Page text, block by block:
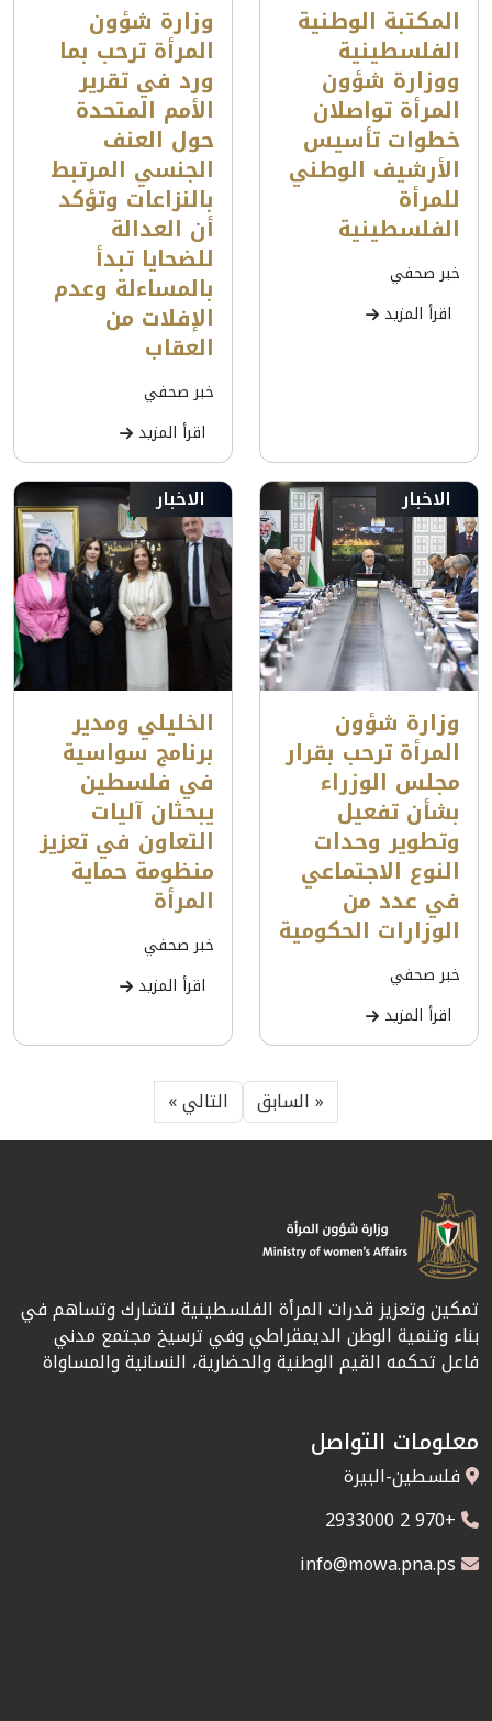
المكتبة الوطنية
الفلسطينية
ووزارة شؤون
المرأة تواصلان
خطوات تأسيس
الأرشيف الوطني
للمرأة
الفلسطينية
خبر صحفي
اقرأ المزيد
وزارة شؤون
المرأة ترحب بما
ورد في تقرير
الأمم المتحدة
حول العنف
الجنسي المرتبط
بالنزاعات وتؤكد
أن العدالة
للضحايا تبدأ
بالمساءلة وعدم
الإفلات من
العقاب
خبر صحفي
اقرأ المزيد
الاخبار
وزارة شؤون
المرأة ترحب بقرار
مجلس الوزراء
بشأن تفعيل
وتطوير وحدات
النوع الاجتماعي
في عدد من
الوزارات الحكومية
خبر صحفي
اقرأ المزيد
الاخبار
الخليلي ومدير
برنامج سواسية
في فلسطين
يبحثان آليات
التعاون في تعزيز
منظومة حماية
المرأة
خبر صحفي
اقرأ المزيد
« السابق التالي »
تمكين وتعزيز قدرات المرأة الفلسطينية لتشارك وتساهم في
بناء وتنمية الوطن الديمقراطي وفي ترسيخ مجتمع مدني
فاعل تحكمه القيم الوطنية والحضارية، النسانية والمساواة
معلومات التواصل
فلسطين-البيرة
+970 2 2933000
info@mowa.pna.ps